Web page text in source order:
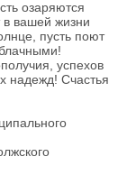
озаряются
вашей жизни
пусть поют
успехов
надежд! Счастья